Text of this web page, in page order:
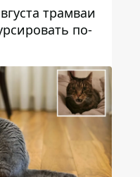
трамваи
по-